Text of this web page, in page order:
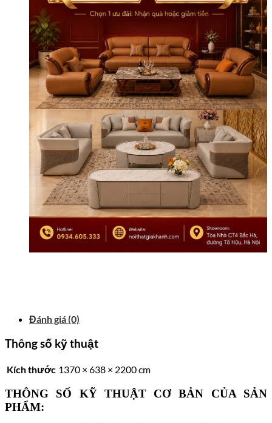
Đánh giá (0)
Thông số kỹ thuật
Kích thước 1370 × 638 × 2200 cm
THÔNG SỐ KỸ THUẬT CƠ BẢN CỦA SẢN
PHẨM: